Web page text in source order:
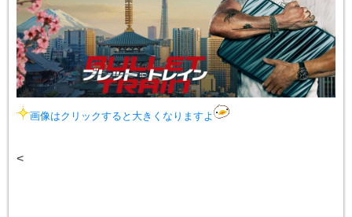
画像はクリックすると大きくなりますよ
<